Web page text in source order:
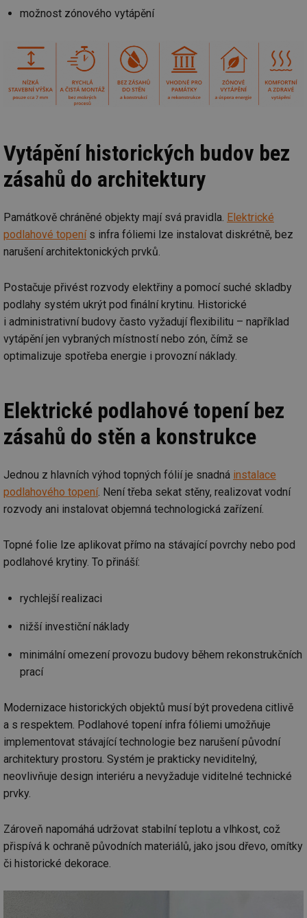
možnost zónového vytápění
Vytápění historických budov bez
zásahů do architektury
Památkově chráněné objekty mají svá pravidla. Elektrické
podlahové topenís infra fóliemi lze instalovat diskrétně, bez
narušení architektonických prvků.
Postačuje přivést rozvody elektřiny a pomocí suché skladby
podlahy systém ukrýt pod finální krytinu. Historické
i administrativní budovy často vyžadují flexibilitu – například
vytápění jen vybraných místností nebo zón, čímž se
optimalizuje spotřeba energie i provozní náklady.
Elektrické podlahové topení bez
zásahů do stěn a konstrukce
Jednou z hlavních výhod topných fólií je snadná instalace
podlahového topení. Není třeba sekat stěny, realizovat vodní
rozvody ani instalovat objemná technologická zařízení.
Topné folie lze aplikovat přímo na stávající povrchy nebo pod
podlahové krytiny. To přináší:
rychlejší realizaci
nižší investiční náklady
minimální omezení provozu budovy během rekonstrukčních
prací
Modernizace historických objektů musí být provedena citlivě
a s respektem. Podlahové topení infra fóliemi umožňuje
implementovat stávající technologie bez narušení původní
architektury prostoru. Systém je prakticky neviditelný,
neovlivňuje design interiéru a nevyžaduje viditelné technické
prvky.
Zároveň napomáhá udržovat stabilní teplotu a vlhkost, což
přispívá k ochraně původních materiálů, jako jsou dřevo, omítky
či historické dekorace.